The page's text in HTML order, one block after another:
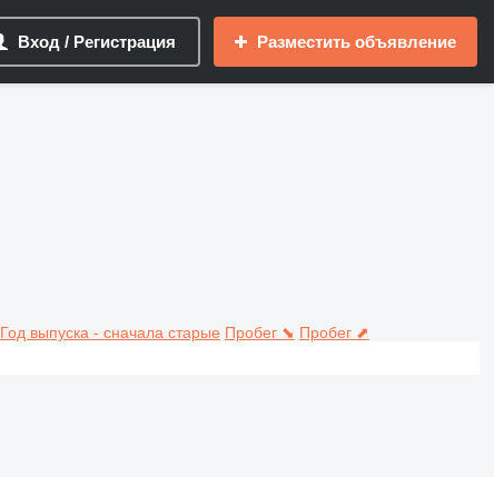
Вход / Регистрация Разместить объявление
Год выпуска - сначала старые Пробег ⬊ Пробег ⬈